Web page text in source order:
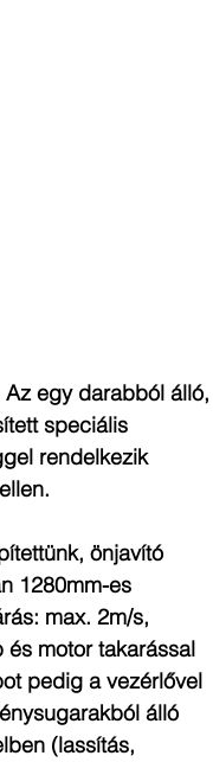
egy darabból álló,
speciális
rendelkezik
önjavító
1280mm-es
max. 2m/s,
motor takarással
pedig a vezérlővel
álló
(lassítás,